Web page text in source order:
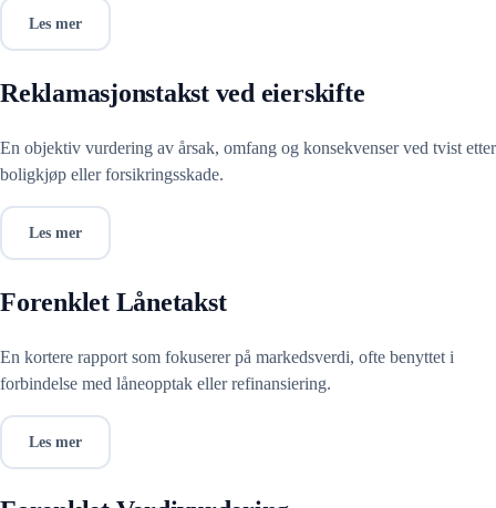
Les mer
Reklamasjonstakst ved eierskifte
En objektiv vurdering av årsak, omfang og konsekvenser ved tvist etter
boligkjøp eller forsikringsskade.
Les mer
Forenklet Lånetakst
En kortere rapport som fokuserer på markedsverdi, ofte benyttet i
forbindelse med låneopptak eller refinansiering.
Les mer